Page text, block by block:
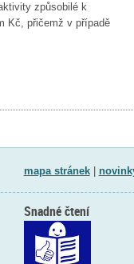
způsobilé k
Kč, přičemž v případě
mapa stránek|
Snadné čtení